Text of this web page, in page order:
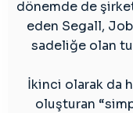
dönemde de
eden Segall,
sadeliğe olan
İkinci olarak da
oluşturan